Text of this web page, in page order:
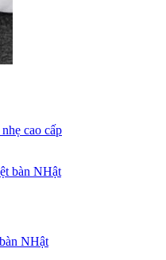
cao cấp
NHật